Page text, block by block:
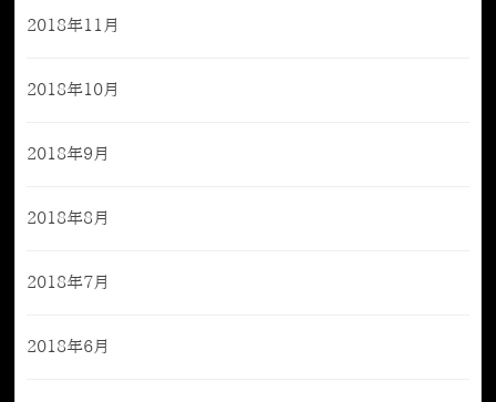
2018年11月
2018年10月
2018年9月
2018年8月
2018年7月
2018年6月